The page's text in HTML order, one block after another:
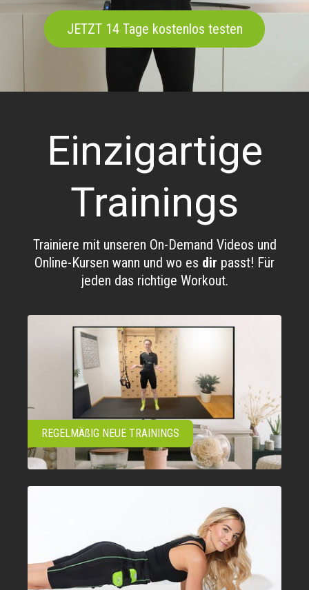
JETZT 14 Tage kostenlos testen
Einzigartige
Trainings
Trainiere mit unseren On-Demand Videos und
Online-Kursen wann und wo es dir passt! Für
jeden das richtige Workout.
REGELMÄßIG NEUE TRAININGS